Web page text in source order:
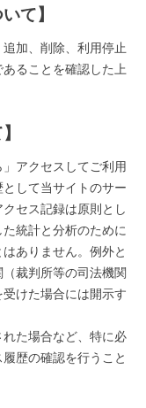
て】
加、削除、利用停止
ることを確認した上
アクセスしてご利用
して当サイトのサー
セス記録は原則とし
統計と分析のために
ありません。例外と
裁判所等の司法機関
けた場合には開示す
た場合など、特に必
歴の確認を行うこと